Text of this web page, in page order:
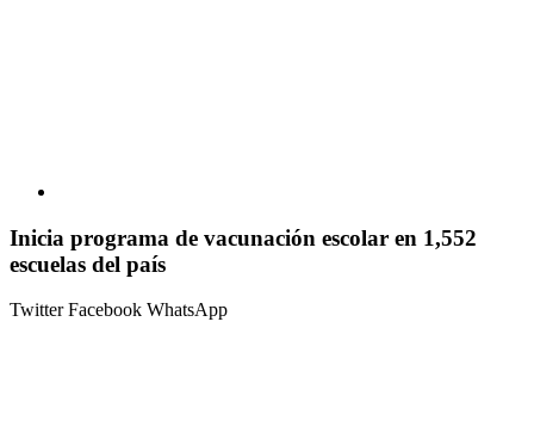
Inicia programa de vacunación escolar en 1,552
escuelas del país
TwitterFacebook WhatsApp